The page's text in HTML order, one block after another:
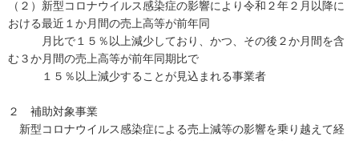
（２）新型コロナウイルス感染症の影響により令和２年２月以降に
おける最近１か月間の売上高等が前年同
月比で１５％以上減少しており、かつ、その後２か月間を含
む３か月間の売上高等が前年同期比で
１５％以上減少することが見込まれる事業者
２ 補助対象事業
新型コロナウイルス感染症による売上減等の影響を乗り越えて経